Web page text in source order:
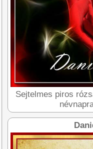
Sejtelmes piros